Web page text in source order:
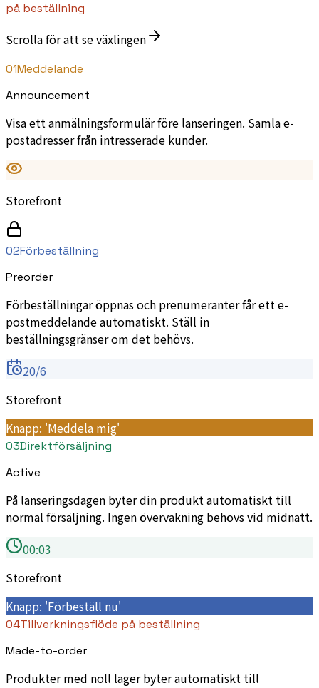
på beställning
Scrolla för att se växlingen
01Meddelande
Announcement
Visa ett anmälningsformulär före lanseringen. Samla e-
postadresser från intresserade kunder.
Storefront
02Förbeställning
Preorder
Förbeställningar öppnas och prenumeranter får ett e-
postmeddelande automatiskt. Ställ in
beställningsgränser om det behövs.
20/6
Storefront
Knapp: 'Meddela mig'
03Direktförsäljning
Active
På lanseringsdagen byter din produkt automatiskt till
normal försäljning. Ingen övervakning behövs vid midnatt.
00:03
Storefront
Knapp: 'Förbeställ nu'
04Tillverkningsflöde på beställning
Made-to-order
Produkter med noll lager byter automatiskt till